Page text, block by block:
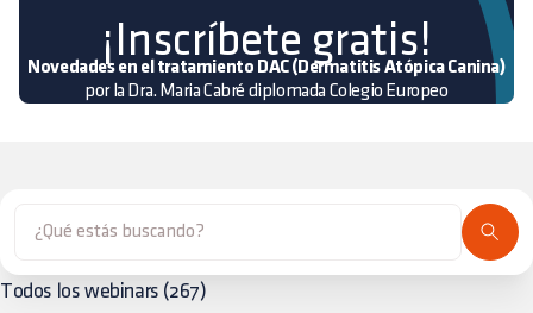
¡Inscríbete gratis!
Novedades en el tratamiento DAC (Dermatitis Atópica Canina)
por la Dra. Maria Cabré diplomada Colegio Europeo
Todos los webinars (267)